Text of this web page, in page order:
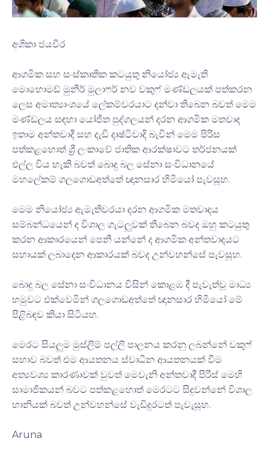
අශිකා ජයවීර
ආගමික සහ සංස්කෘතික කටයුතු නියෝජ්‍ය ඇමැති
මොහොමඩ් මුනීර් මුලාෆර් නව වකුෆ් මණ්ඩලයක් පත්කරන
ලෙස අමාත්‍යාංශයේ ලේකම්වරයාට දන්වා තිබෙන බවත් මෙම
මණ්ඩලය සඳහා යෝජිත පුද්ගලයන් දරන ආගමික මතවාද
ඉතාම අන්තවාදී සහ දැඩි දෘෂ්ටිවාදි බැවින් මෙම පිරිස
පත්කළහොත් ශ්‍රී ලංකාවේ ජාතික ආරක්ෂාවට තර්ජනයක්
එල්ල විය හැකි බවත් බොදු බල සේනා සංවිධානයේ
මහලේකම් ගලගොඩඅත්තේ ඥානසාර හිමියෝ පැවසූහ.
මෙම නියෝජ්‍ය ඇමැතිවරයා දරන ආගමික මතවාදය
සම්බන්ධයෙන් ද විශාල ගැටලුවක් තිබෙන බවද ඔහු කටයුතු
කරන ආකාරයෙන් පෙනී යන්නේ ද ආගමික අන්තවාදයට
සහායක් ලබාදෙන ආකාරයක් බවද උන්වහන්සේ පැවසූහ.
බොදු බල සේනා සංවිධානය විසින් කොළඹ දී පැවැත්වූ මාධ්‍ය
හමුවට එක්වෙමින් ගලගොඩඅත්තේ ඥානසාර හිමියෝ මේ
පිළිබඳව කියා සිටියහ.
මෙරට සියලුම මුස්ලිම් පල්ලි පාලනය කරනු ලබන්නේ වකුෆ්
සභාව බවත් එම ආයතනය ස්වාධීන ආයතනයක් වීම
අත්‍යවශ්‍ය කාරණාවක් වුවත් මෙවැනි අන්තවාදී පිරිස් මෙහි
සාමාජිකයන් බවට පත්කළහොත් මෙරටට සිදුවන්නේ විශාල
හානියක් බවත් උන්වහන්සේ වැඩිදුරටත් පැවැසූහ.
Aruna